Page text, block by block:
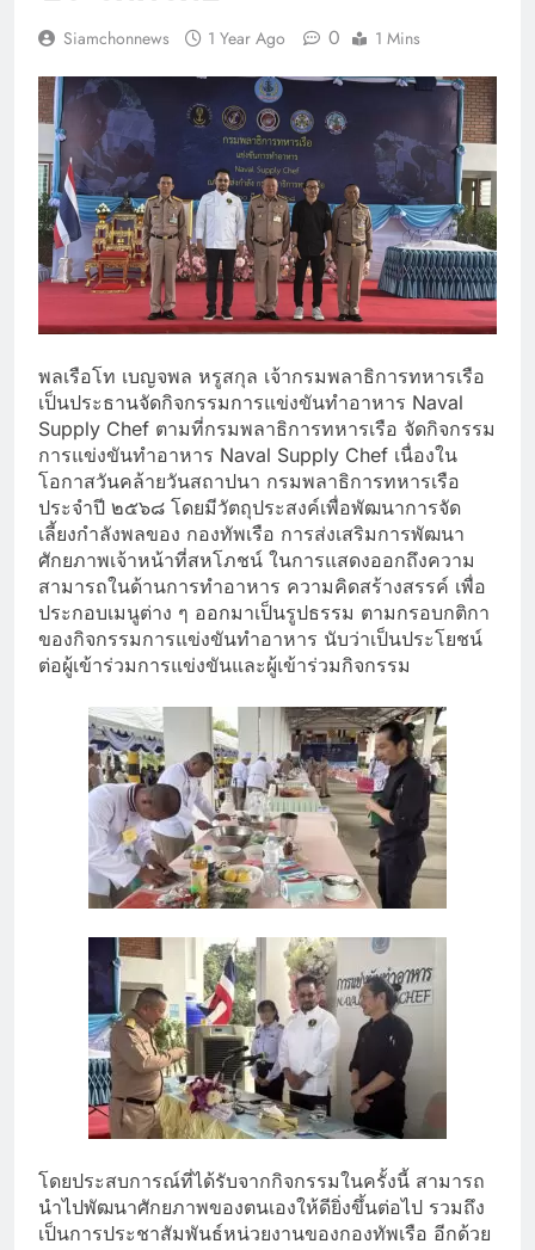
Siamchonnews 1 Year Ago 0 1 Mins
พลเรือโท เบญจพล หรูสกุล เจ้ากรมพลาธิการทหารเรือ
เป็นประธานจัดกิจกรรมการแข่งขันทำอาหาร Naval
Supply Chef ตามที่กรมพลาธิการทหารเรือ จัดกิจกรรม
การแข่งขันทำอาหาร Naval Supply Chef เนื่องใน
โอกาสวันคล้ายวันสถาปนา กรมพลาธิการทหารเรือ
ประจำปี ๒๕๖๘ โดยมีวัตถุประสงค์เพื่อพัฒนาการจัด
เลี้ยงกำลังพลของ กองทัพเรือ การส่งเสริมการพัฒนา
ศักยภาพเจ้าหน้าที่สหโภชน์ ในการแสดงออกถึงความ
สามารถในด้านการทำอาหาร ความคิดสร้างสรรค์ เพื่อ
ประกอบเมนูต่าง ๆ ออกมาเป็นรูปธรรม ตามกรอบกติกา
ของกิจกรรมการแข่งขันทำอาหาร นับว่าเป็นประโยชน์
ต่อผู้เข้าร่วมการแข่งขันและผู้เข้าร่วมกิจกรรม
โดยประสบการณ์ที่ได้รับจากกิจกรรมในครั้งนี้ สามารถ
นำไปพัฒนาศักยภาพของตนเองให้ดียิ่งขึ้นต่อไป รวมถึง
เป็นการประชาสัมพันธ์หน่วยงานของกองทัพเรือ อีกด้วย